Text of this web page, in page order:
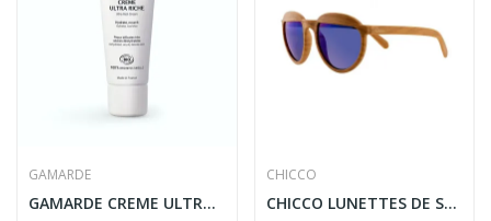
GAMARDE
GAMARDE CREME ULTRA RICHE 40ML
CHICCO
CHICCO LUNETTES DE SOLEIL GARCON EN BOIS 5Y+